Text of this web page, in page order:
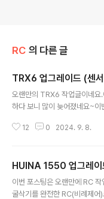
RC 의 다른 글
TRX6 업그레이드 (센
오랜만의 TRX6 작업글이네요.
하다 보니 많이 늦어졌네요~이
장착 등의 작업입니다. 오일 좀
후 보관 중이던 트랙사스 순정
데.... 처음 타이어 교체할 때는
데... 구매했던 휠 하나가 불량
12 0 2024. 9. 8.
HUINA 1550 업그레이
이번 포스팅은 오랜만에 RC
굴삭기를 완전한 RC(비례제어)